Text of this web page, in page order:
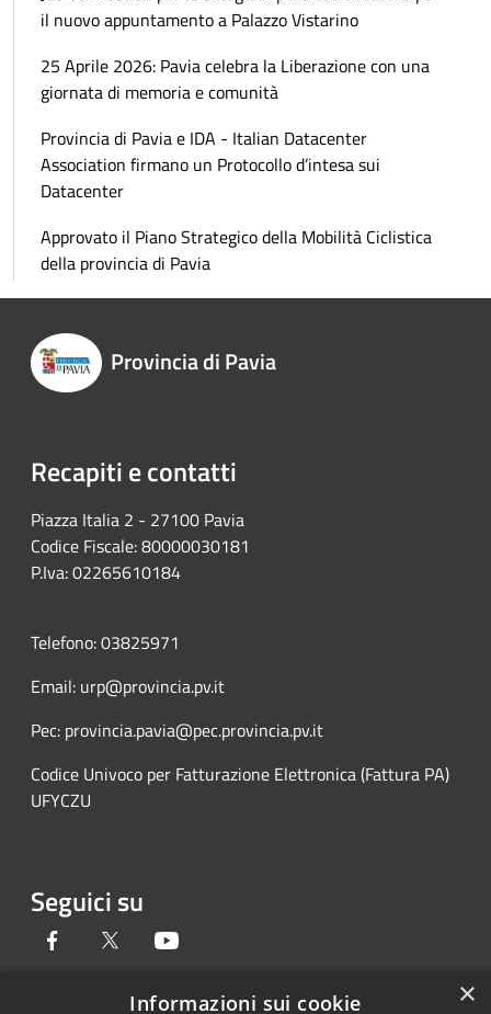
il nuovo appuntamento a Palazzo Vistarino
25 Aprile 2026: Pavia celebra la Liberazione con una
giornata di memoria e comunità
Provincia di Pavia e IDA - Italian Datacenter
Association firmano un Protocollo d’intesa sui
Datacenter
Approvato il Piano Strategico della Mobilità Ciclistica
della provincia di Pavia
Provincia di Pavia
Recapiti e contatti
Piazza Italia 2 - 27100 Pavia
Codice Fiscale: 80000030181
P.Iva: 02265610184
Telefono: 03825971
Email: urp@provincia.pv.it
Pec: provincia.pavia@pec.provincia.pv.it
Codice Univoco per Fatturazione Elettronica (Fattura PA)
UFYCZU
Seguici su
Facebook Twitter
×
Informazioni sui cookie